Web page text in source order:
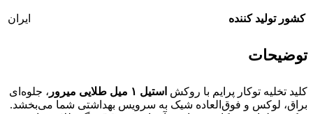
کشور تولید کننده ایران
توضیحات
کلید تخلیه توکار پرایم با روکش استیل ۱ میل طلایی میرور
، جلوه‌ای
براق، لوکس و فوق‌العاده شیک به سرویس بهداشتی شما می‌بخشد.